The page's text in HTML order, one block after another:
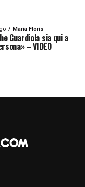
Maria Floris
Guardiola sia qui a
– VIDEO